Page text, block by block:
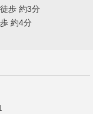
歩 約3分
約4分